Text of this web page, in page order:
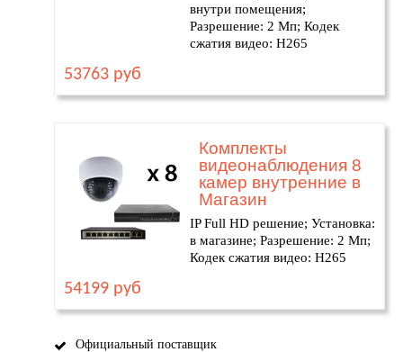
внутри помещения;
Разрешение: 2 Мп; Кодек
сжатия видео: H265
53763 руб
Комплекты
видеонаблюдения 8
камер внутренние в
Магазин
IP Full HD решение; Установка:
в магазине; Разрешение: 2 Мп;
Кодек сжатия видео: H265
54199 руб
Официальный поставщик